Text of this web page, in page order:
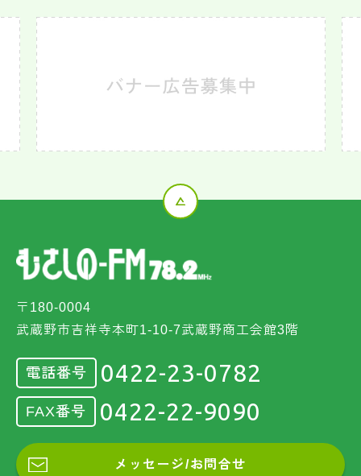
〒180-0004
武蔵野市吉祥寺本町1-10-7武蔵野商工会館3階
電話番号 0422-23-0782
FAX番号 0422-22-9090
メッセージ/お問合せ